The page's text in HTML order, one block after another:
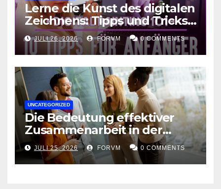
Lerne die Kunst des digitalen
Zeichnens: Tipps und Tricks
für kreative Ausdruckskunst
JULI 26, 2026 FORVM 0 COMMENTS
UNCATEGORIZED
Die Bedeutung effektiver
Zusammenarbeit in der
Arbeitswelt
JULI 25, 2026 FORVM 0 COMMENTS